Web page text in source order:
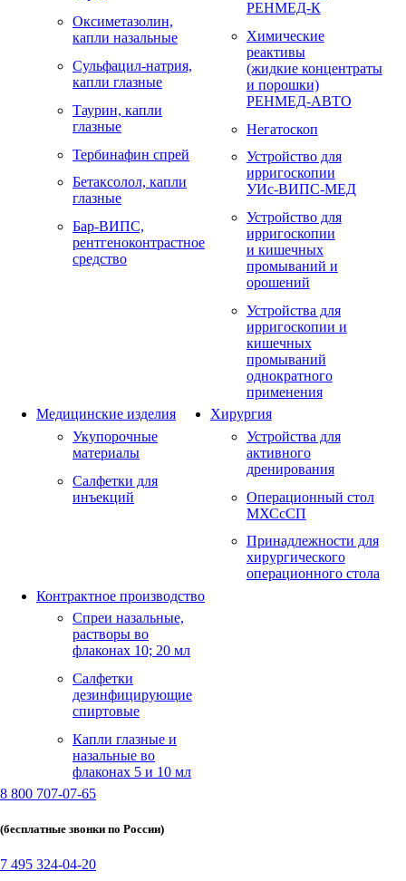
Оксиметазолин,
капли назальные
Сульфацил-натрия,
капли глазные
Таурин, капли
глазные
Тербинафин спрей
Бетаксолол, капли
глазные
Бар-ВИПС,
рентгеноконтрастное
средство
РЕНМЕД-К
Химические
реактивы
(жидкие концентраты
и порошки)
РЕНМЕД-АВТО
Негатоскоп
Устройство для
ирригоскопии
УИс-ВИПС-МЕД
Устройство для
ирригоскопии
и кишечных
промываний и
орошений
Устройства для
ирригоскопии и
кишечных
промываний
однократного
применения
Медицинские изделия
Укупорочные
материалы
Салфетки для
инъекций
Хирургия
Устройства для
активного
дренирования
Операционный стол
МХСсСП
Принадлежности для
хирургического
операционного стола
Контрактное производство
Спреи назальные,
растворы во
флаконах 10; 20 мл
Салфетки
дезинфицирующие
спиртовые
Капли глазные и
назальные во
флаконах 5 и 10 мл
8 800 707-07-65
(бесплатные звонки по России)
7 495 324-04-20